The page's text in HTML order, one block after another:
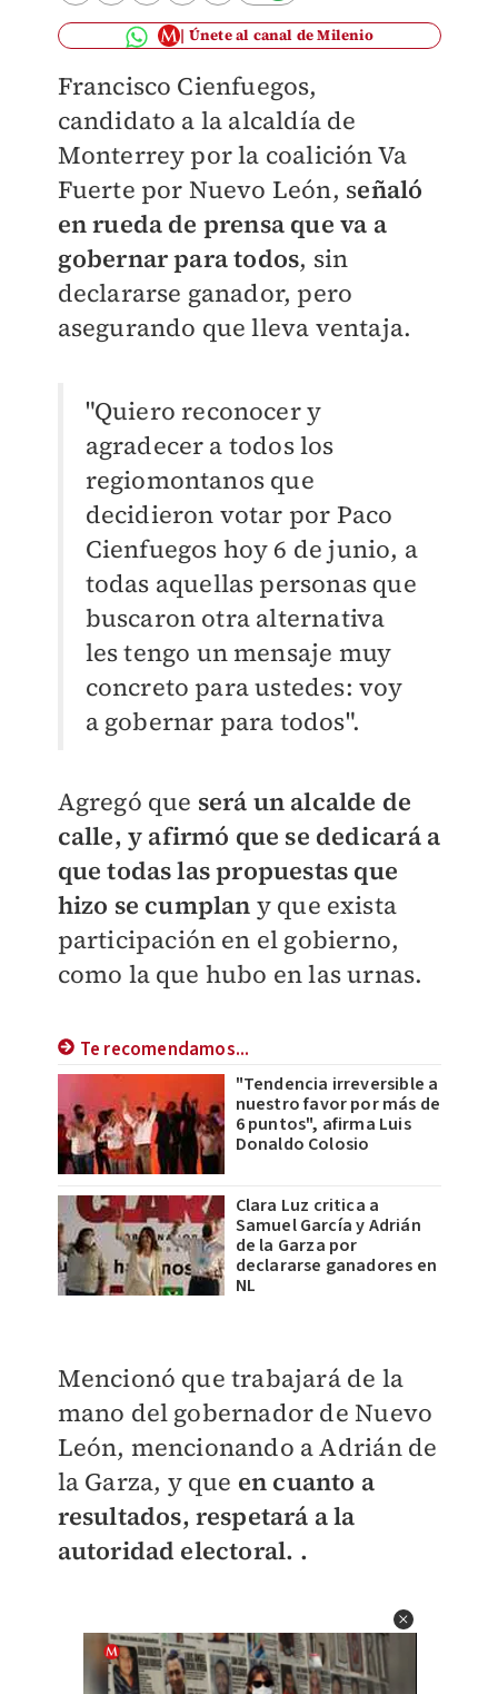
Únete al canal de Milenio
Francisco Cienfuegos,
candidato a la alcaldía de
Monterrey por la coalición Va
Fuerte por Nuevo León, señaló
en rueda de prensa que va a
gobernar para todos, sin
declararse ganador, pero
asegurando que lleva ventaja.
"Quiero reconocer y
agradecer a todos los
regiomontanos que
decidieron votar por Paco
Cienfuegos hoy 6 de junio, a
todas aquellas personas que
buscaron otra alternativa
les tengo un mensaje muy
concreto para ustedes: voy
a gobernar para todos".
Agregó que será un alcalde de
calle, y afirmó que se dedicará a
que todas las propuestas que
hizo se cumplan y que exista
participación en el gobierno,
como la que hubo en las urnas.
Te recomendamos...
"Tendencia irreversible a
nuestro favor por más de
6 puntos", afirma Luis
Donaldo Colosio
Clara Luz critica a
Samuel García y Adrián
de la Garza por
declararse ganadores en
NL
Mencionó que trabajará de la
mano del gobernador de Nuevo
León, mencionando a Adrián de
la Garza, y que en cuanto a
resultados, respetará a la
autoridad electoral. .